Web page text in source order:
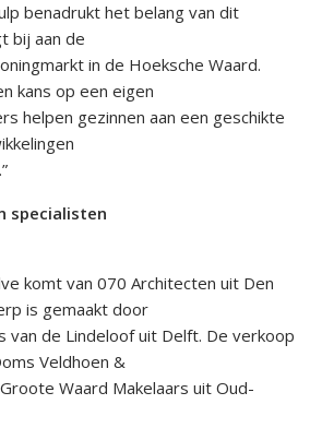
benadrukt het belang van dit
bij aan de
in de Hoeksche Waard.
kans op een eigen
helpen gezinnen aan een geschikte
specialisten
komt van 070 Architecten uit Den
is gemaakt door
van de Lindeloof uit Delft. De verkoop
Veldhoen &
Waard Makelaars uit Oud-